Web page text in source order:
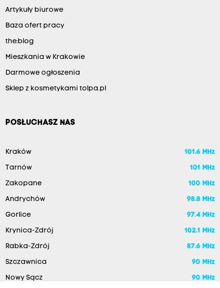
Artykuły biurowe
Baza ofert pracy
the:blog
Mieszkania w Krakowie
Darmowe ogłoszenia
Sklep z kosmetykami tolpa.pl
POSŁUCHASZ NAS
Kraków 101.6 MHz
Tarnów 101 MHz
Zakopane 100 MHz
Andrychów 98.8 MHz
Gorlice 97.4 MHz
Krynica-Zdrój 102.1 MHz
Rabka-Zdrój 87.6 MHz
Szczawnica 90 MHz
Nowy Sącz 90 MHz